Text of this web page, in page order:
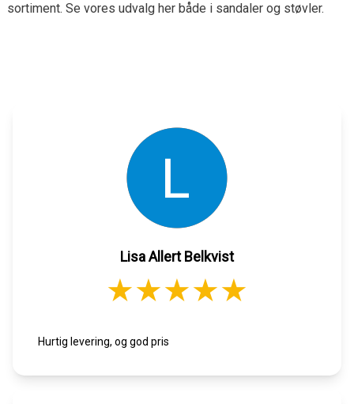
sortiment. Se vores udvalg her både i sandaler og støvler.
Lisa Allert Belkvist
Hurtig levering, og god pris